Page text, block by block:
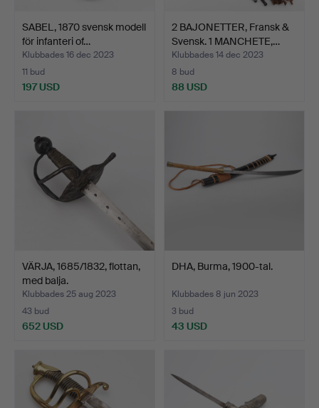
SABEL, 1870 svensk modell
för infanteri of…
Klubbades 16 dec 2023
11 bud
197 USD
2 BAJONETTER, Fransk &
Svensk. 1 MANCHETE,…
Klubbades 14 dec 2023
8 bud
88 USD
VÄRJA, 1685/1832, flottan,
med balja.
Klubbades 25 aug 2023
43 bud
652 USD
DHA, Burma, 1900-tal.
Klubbades 8 jun 2023
3 bud
43 USD